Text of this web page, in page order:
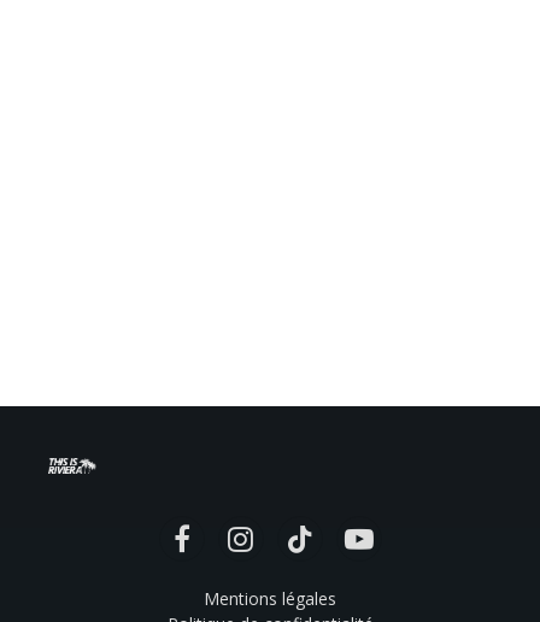
FacebookInstagramTikTok YouTube
Mentions légales